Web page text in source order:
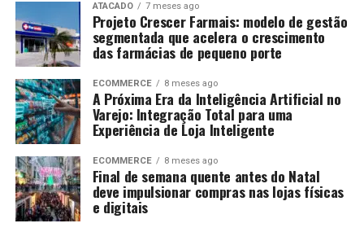
ATACADO 7 meses ago
Projeto Crescer Farmais: modelo de gestão
segmentada que acelera o crescimento
das farmácias de pequeno porte
ECOMMERCE 8 meses ago
A Próxima Era da Inteligência Artificial no
Varejo: Integração Total para uma
Experiência de Loja Inteligente
ECOMMERCE 8 meses ago
Final de semana quente antes do Natal
deve impulsionar compras nas lojas físicas
e digitais